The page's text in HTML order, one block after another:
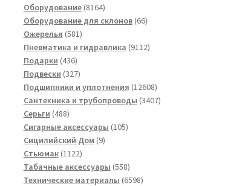
Оборудование 81648164
товара
Оборудование для склонов 6666
Ожерелья 581581
товар
Пневматика и гидравлика 91129112
Подарки 436436
товаров
Подвески 327327
товаров
Подшипники и уплотнения 1260812608
товаров
Сантехника и трубопроводы 34073407
Серьги 488488
товаров
Сигарные аксессуары 105105
Сицилийский Дом 99
Стьюмак 11221122
товара
Табачные аксессуары 558558
товаров
Технические материалы 65986598